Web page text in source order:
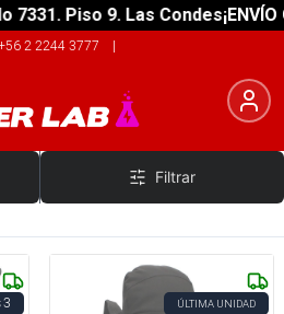
Piso 9. Las Condes¡ENVÍO
2 2244 3777 |
Filtrar
3 ÚLTIMA UNIDAD